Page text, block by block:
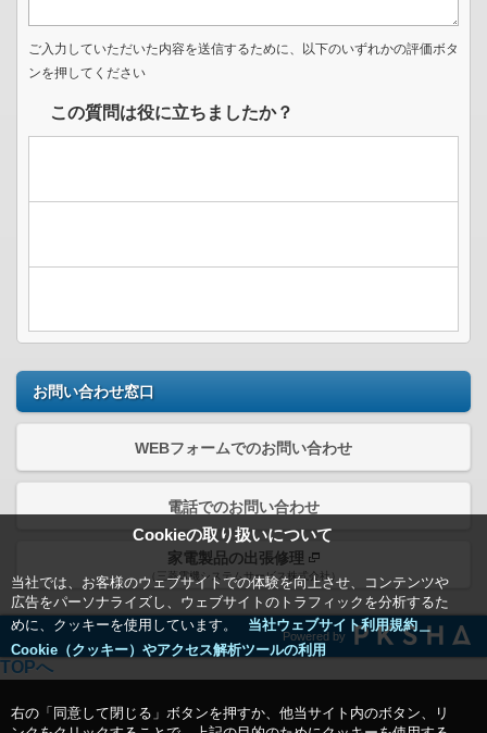
Cookieの取り扱いについて
当社では、お客様のウェブサイトでの体験を向上させ、コンテンツや
広告をパーソナライズし、ウェブサイトのトラフィックを分析するた
めに、クッキーを使用しています。
当社ウェブサイト利用規約＿
Cookie（クッキー）やアクセス解析ツールの利用
右の「同意して閉じる」ボタンを押すか、他当サイト内のボタン、リ
ご入力していただいた内容を送信するために、以下のいずれかの評価ボタ
ンを押してください
この質問は役に立ちましたか？
お問い合わせ窓口
WEBフォームでのお問い合わせ
電話でのお問い合わせ
家電製品の出張修理
（三菱電機システムサービス株式会社）
Powered by
TOPへ